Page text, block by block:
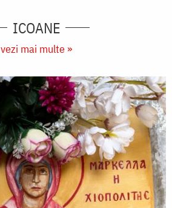
ICOANE
vezi mai multe »